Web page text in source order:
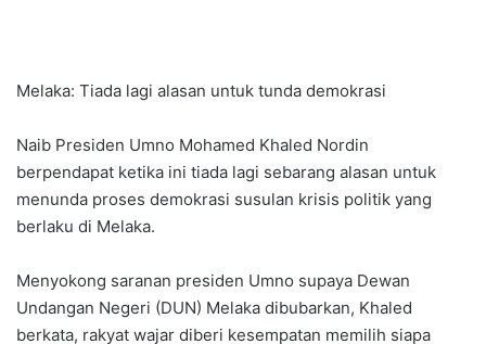
Melaka: Tiada lagi alasan untuk tunda demokrasi
Naib Presiden Umno Mohamed Khaled Nordin
berpendapat ketika ini tiada lagi sebarang alasan untuk
menunda proses demokrasi susulan krisis politik yang
berlaku di Melaka.
Menyokong saranan presiden Umno supaya Dewan
Undangan Negeri (DUN) Melaka dibubarkan, Khaled
berkata, rakyat wajar diberi kesempatan memilih siapa